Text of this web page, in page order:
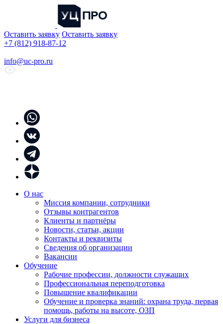
Оставить заявку Оставить заявку
+7 (812) 918-87-12
info@uc-pro.ru
О нас
Миссия компании, сотрудники
Отзывы контрагентов
Клиенты и партнёры
Новости, статьи, акции
Контакты и реквизиты
Сведения об организации
Вакансии
Обучение
Рабочие профессии, должности служащих
Профессиональная переподготовка
Повышение квалификации
Обучение и проверка знаний: охрана труда, первая
помощь, работы на высоте, ОЗП
Услуги для бизнеса